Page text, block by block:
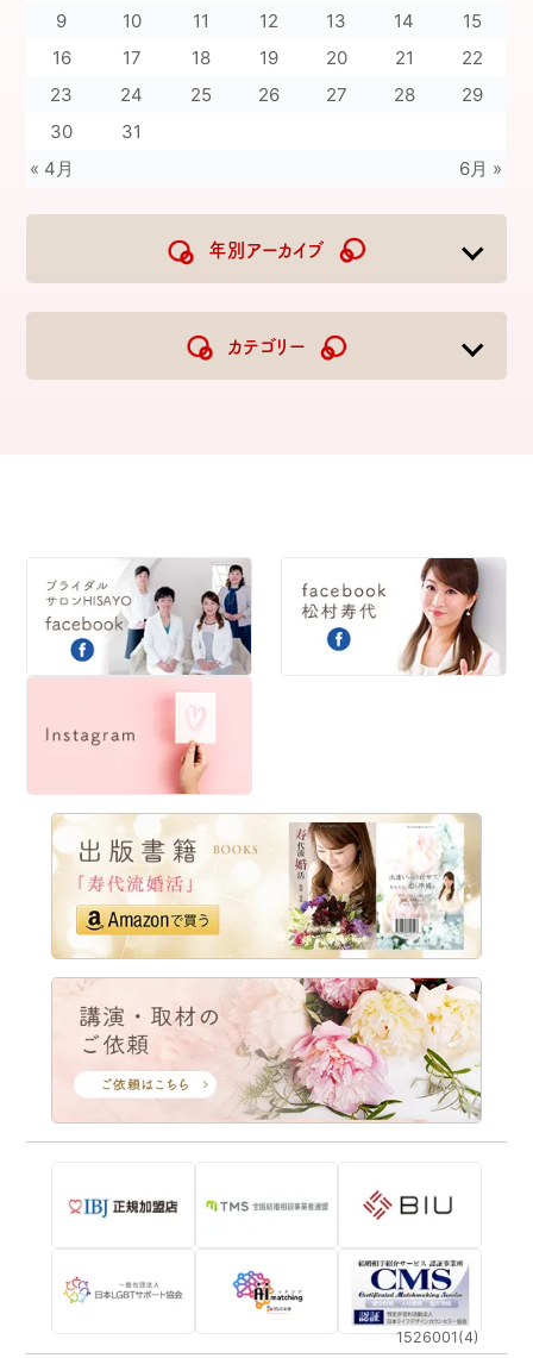
« 4月 6月 »
9
10 11 12 13 14
15
16
17 18 19 20 21
22
23
24 25 26 27 28
29
30
31
年別アーカイブ
2023
カテゴリー
1526001(4)